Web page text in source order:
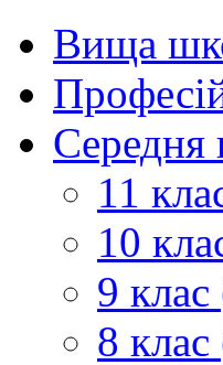
Вища
Середня
11
10
9
8